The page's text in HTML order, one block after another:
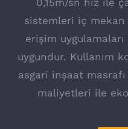
0,15m/sn hız ile
sistemleri iç mekan
erişim
uygundur. Kullanım
asgari inşaat masrafı
maliyetleri ile